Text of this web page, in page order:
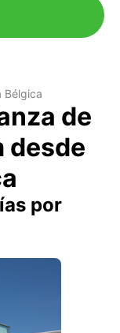
Bélgica
de
desde
por